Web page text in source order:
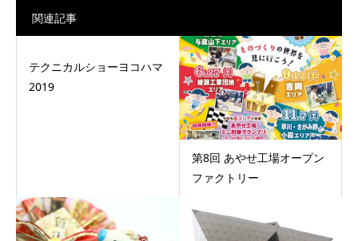
関連記事
テクニカルショーヨコハマ
2019
第8回 あやせ工場オープン
ファクトリー